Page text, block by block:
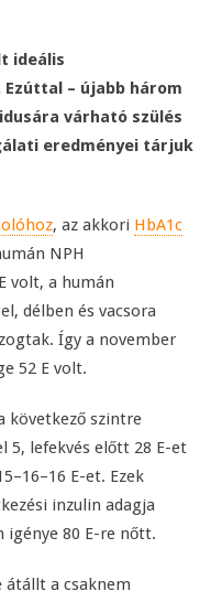
ideális
– újabb három
várható szülés
eredményei tárjuk
, az akkori HbA1c
NPH
volt, a humán
délben és vacsora
Így a november
52 E volt.
következő szintre
5, lefekvés előtt 28 E-et
E-et. Ezek
inzulin adagja
igénye 80 E-re nőtt.
átállt a csaknem